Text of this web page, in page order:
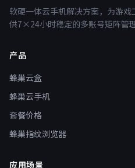
软硬一体云手机解决方案，为游
供7×24小时稳定的多账号矩阵管理
产品
蜂巢云盒
蜂巢云手机
套餐价格
蜂巢指纹浏览器
应用场景